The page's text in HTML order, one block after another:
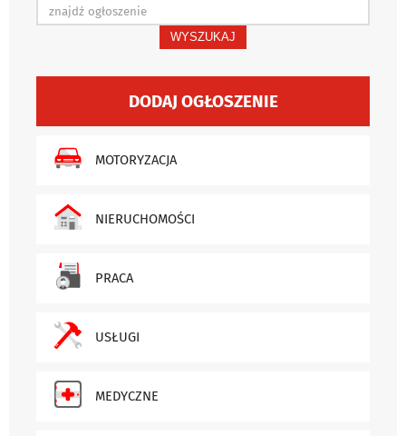
WYSZUKAJ
DODAJ OGŁOSZENIE
MOTORYZACJA
NIERUCHOMOŚCI
PRACA
USŁUGI
MEDYCZNE